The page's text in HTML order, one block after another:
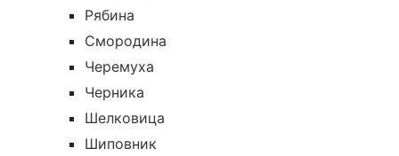
Рябина
Смородина
Черемуха
Черника
Шелковица
Шиповник